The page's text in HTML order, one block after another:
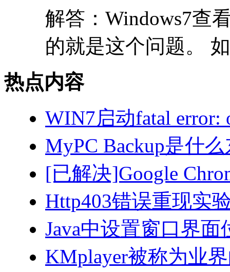
解答：Windows7查
的就是这个问题。
热点内容
WIN7启动fatal error:
MyPC Backup是什
[已解决]Google
Http403错误重现实
Java中设置窗口界面
KMplayer被称为业